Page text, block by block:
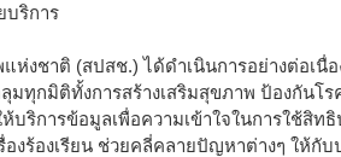
บริการ
งชาติ (สปสช.) ได้ดำเนินการอย่างต่อเนื่อ
ทุกมิติทั้งการสร้างเสริมสุขภาพ ป้องกันโร
ริการข้อมูลเพื่อความเข้าใจในการใช้สิท
งร้องเรียน ช่วยคลี่คลายปัญหาต่างๆ ให้กับ